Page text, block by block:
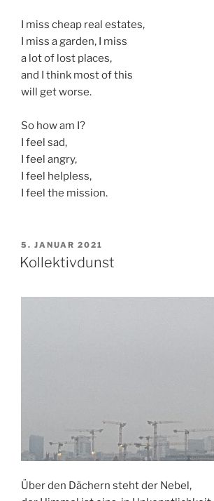
I miss cheap real estates,
I miss a garden, I miss
a lot of lost places,
and I think most of this
will get worse.
So how am I?
I feel sad,
I feel angry,
I feel helpless,
I feel the mission.
VERÖFFENTLICHT
AM
5. JANUAR 2021
Kollektivdunst
Über den Dächern steht der Nebel,